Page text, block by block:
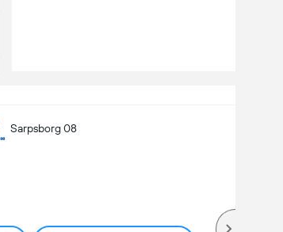
Sarpsborg 08